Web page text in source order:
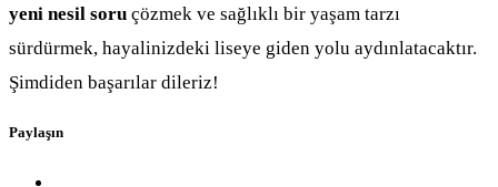
yeni nesil soru çözmek ve sağlıklı bir yaşam tarzı
sürdürmek, hayalinizdeki liseye giden yolu aydınlatacaktır.
Şimdiden başarılar dileriz!
Paylaşın